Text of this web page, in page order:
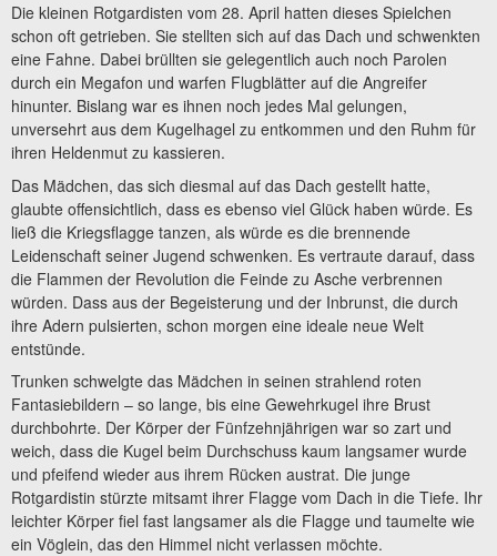
Die kleinen Rotgardisten vom 28. April hatten dieses Spielchen
schon oft getrieben. Sie stellten sich auf das Dach und schwenkten
eine Fahne. Dabei brüllten sie gelegentlich auch noch Parolen
durch ein Megafon und warfen Flugblätter auf die Angreifer
hinunter. Bislang war es ihnen noch jedes Mal gelungen,
unversehrt aus dem Kugelhagel zu entkommen und den Ruhm für
ihren Heldenmut zu kassieren.
Das Mädchen, das sich diesmal auf das Dach gestellt hatte,
glaubte offensichtlich, dass es ebenso viel Glück haben würde. Es
ließ die Kriegsflagge tanzen, als würde es die brennende
Leidenschaft seiner Jugend schwenken. Es vertraute darauf, dass
die Flammen der Revolution die Feinde zu Asche verbrennen
würden. Dass aus der Begeisterung und der Inbrunst, die durch
ihre Adern pulsierten, schon morgen eine ideale neue Welt
entstünde.
Trunken schwelgte das Mädchen in seinen strahlend roten
Fantasiebildern – so lange, bis eine Gewehrkugel ihre Brust
durchbohrte. Der Körper der Fünfzehnjährigen war so zart und
weich, dass die Kugel beim Durchschuss kaum langsamer wurde
und pfeifend wieder aus ihrem Rücken austrat. Die junge
Rotgardistin stürzte mitsamt ihrer Flagge vom Dach in die Tiefe. Ihr
leichter Körper fiel fast langsamer als die Flagge und taumelte wie
ein Vöglein, das den Himmel nicht verlassen möchte.